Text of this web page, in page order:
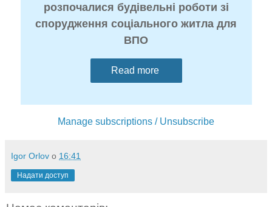
розпочалися будівельні роботи зі
спорудження соціального житла для
ВПО
Read more
Manage subscriptions / Unsubscribe
Igor Orlov о 16:41
Надати доступ